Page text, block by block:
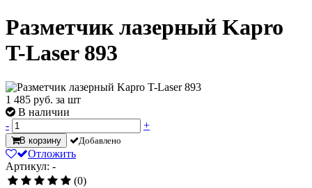
Разметчик лазерный Kapro
T-Laser 893
1 485 руб. за шт
В наличии
-
+
В корзину Добавлено
Отложить
Артикул: -
(0)